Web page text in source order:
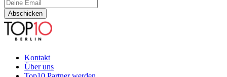
Abschicken
Kontakt
Über uns